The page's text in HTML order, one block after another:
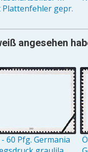
Plattenfehler gepr.
angesehen
- 60 Pfg. Germania